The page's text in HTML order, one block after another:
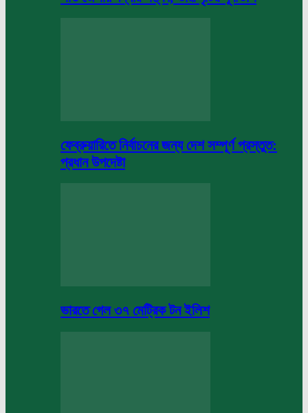
ফেব্রুয়ারিতে নির্বাচনের জন্য দেশ সম্পূর্ণ প্রস্তুত:
প্রধান উপদেষ্টা
ভারতে গেল ৩৭ মেট্রিক টন ইলিশ